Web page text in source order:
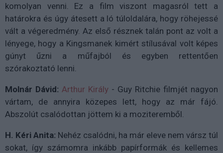
komolyan venni. Ez a film viszont magasról tett a
határokra és úgy átesett a ló túloldalára, hogy röhejessé
vált a végeredmény. Az első résznek talán pont az volt a
lényege, hogy a Kingsmanek kimért stílusával volt képes
gúnyt űzni a műfajból és egyben rettentően
szórakoztató lenni.
Molnár Dávid: Arthur Király - Guy Ritchie filmjét nagyon
vártam, de annyira közepes lett, hogy az már fájó.
Abszolút csalódottan jöttem ki a moziteremből.
H. Kéri Anita: Nehéz csalódni, ha már eleve nem vársz túl
sokat, így számomra inkább papírformák és kellemes